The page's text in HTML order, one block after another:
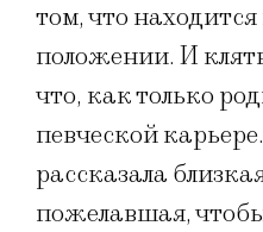
том, что
положении. И
что, как только
певческой
рассказала
пожелавшая,